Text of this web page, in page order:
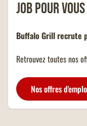
job pour vous
Buffalo Grill recrute
Retrouvez toutes nos
Nos offres